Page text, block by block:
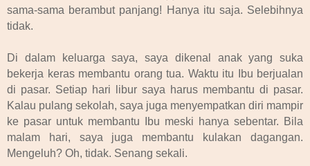
sama-sama berambut panjang! Hanya itu saja. Selebihnya
tidak.
Di dalam keluarga saya, saya dikenal anak yang suka
bekerja keras membantu orang tua. Waktu itu Ibu berjualan
di pasar. Setiap hari libur saya harus membantu di pasar.
Kalau pulang sekolah, saya juga menyempatkan diri mampir
ke pasar untuk membantu Ibu meski hanya sebentar. Bila
malam hari, saya juga membantu kulakan dagangan.
Mengeluh? Oh, tidak. Senang sekali.